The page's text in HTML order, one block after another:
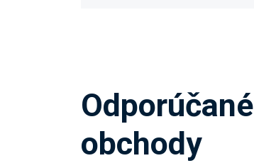
Odporúčané
obchody